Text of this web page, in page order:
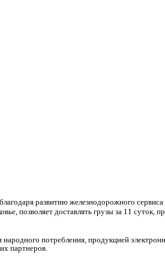
развитию железнодорожного
позволяет доставлять грузы за 11 суток,
потребления, продукцией
партнеров.